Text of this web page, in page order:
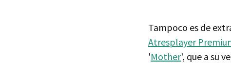
Tampoco es de
Atresplayer
'Mother', que a su